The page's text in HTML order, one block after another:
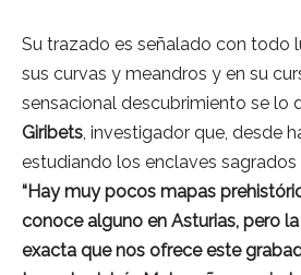
Su trazado es señalado con todo
sus curvas y meandros y en su
sensacional descubrimiento se lo
Giribets, investigador que, desde
estudiando los enclaves
“Hay muy pocos mapas
conoce alguno en Asturias, pero
exacta que nos ofrece este